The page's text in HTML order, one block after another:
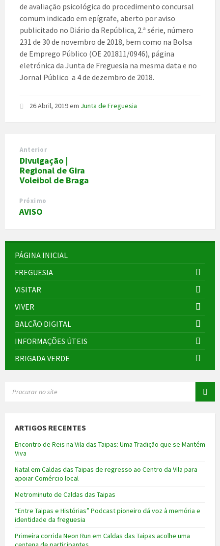
de avaliação psicológica do procedimento concursal
comum indicado em epígrafe, aberto por aviso
publicitado no Diário da República, 2.ª série, número
231 de 30 de novembro de 2018, bem como na Bolsa
de Emprego Público (OE 201811/0946), página
eletrónica da Junta de Freguesia na mesma data e no
Jornal Público a 4 de dezembro de 2018.
26 Abril, 2019em Junta de Freguesia
Anterior
Divulgação |
Regional de Gira
Voleibol de Braga
Próximo
AVISO
PÁGINA INICIAL
FREGUESIA
VISITAR
VIVER
BALCÃO DIGITAL
INFORMAÇÕES ÚTEIS
BRIGADA VERDE
ARTIGOS RECENTES
Encontro de Reis na Vila das Taipas: Uma Tradição que se Mantém
Viva
Natal em Caldas das Taipas de regresso ao Centro da Vila para
apoiar Comércio local
Metrominuto de Caldas das Taipas
“Entre Taipas e Histórias” Podcast pioneiro dá voz à memória e
identidade da freguesia
Primeira corrida Neon Run em Caldas das Taipas acolhe uma